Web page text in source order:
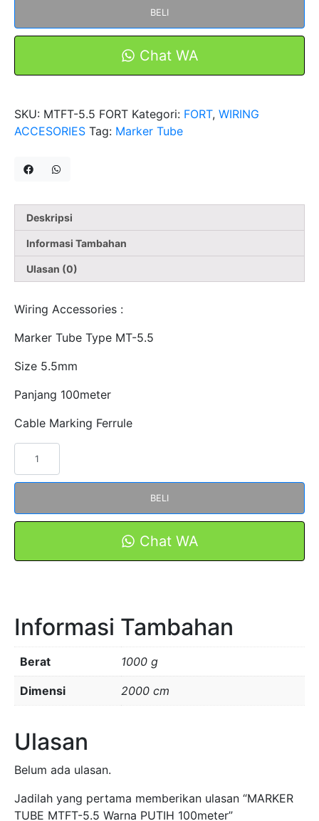
5.5
BELI
Chat WA
SKU: MTFT-5.5 FORT Kategori: FORT, WIRING
ACCESORIES Tag: Marker Tube
Deskripsi
Informasi Tambahan
Ulasan (0)
Wiring Accessories :
Marker Tube Type MT-5.5
Size 5.5mm
Panjang 100meter
Cable Marking Ferrule
TUBE
5.5
BELI
Chat WA
Informasi Tambahan
Berat 1000 g
Dimensi 2000 cm
Ulasan
Belum ada ulasan.
Jadilah yang pertama memberikan ulasan “MARKER
TUBE MTFT-5.5 Warna PUTIH 100meter”